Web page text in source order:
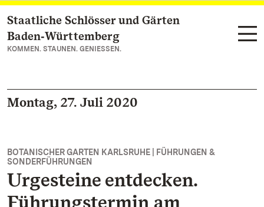
Zum Hauptinhalt springen
Staatliche Schlösser und Gärten
Baden‑Württemberg
KOMMEN. STAUNEN. GENIESSEN.
Montag, 27. Juli 2020
BOTANISCHER GARTEN KARLSRUHE | FÜHRUNGEN &
SONDERFÜHRUNGEN
Urgesteine entdecken.
Führungstermin am